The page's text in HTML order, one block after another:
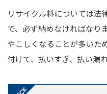
リサイクル料については法
で、必ず納めなければなり
やこしくなることが多いた
付けて、払いすぎ、払い漏